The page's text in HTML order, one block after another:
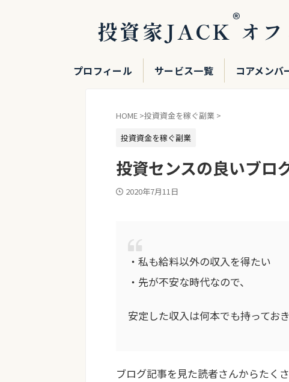
投資家JACK®オ
プロフィール サービス一覧 コアメンバ
HOME >投資資金を稼ぐ副業 >
投資資金を稼ぐ副業
投資センスの良いブロ
2020年7月11日
・私も給料以外の収入を得たい
・先が不安な時代なので、
安定した収入は何本でも持ってお
ブログ記事を見た読者さんからたく